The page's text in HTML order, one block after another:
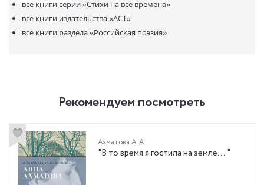
все книги серии«Стихи на все времена»
все книги издательства«АСТ»
все книги раздела«Российская поэзия»
Рекомендуем посмотреть
Ахматова А. А.
"В то время я гостила на земле… "